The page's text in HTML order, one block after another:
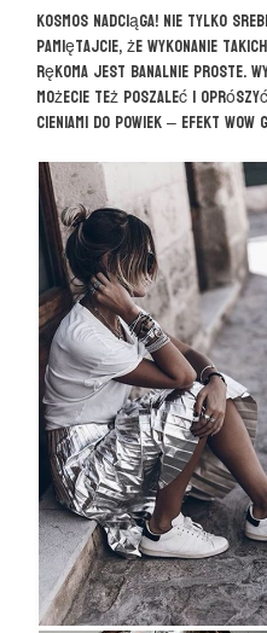
Kosmos nadciąga! Nie tylko
Pamiętajcie, że wykonanie
rękoma jest banalnie proste.
Możecie też poszaleć i
cieniami do powiek – efekt WOW